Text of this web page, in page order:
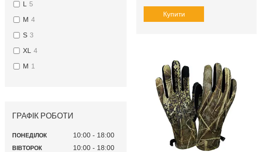
Купити
L 5
M 4
S 3
XL 4
М 1
ГРАФІК РОБОТИ
ПОНЕДІЛОК 10:00 18:00
ВІВТОРОК 10:00 18:00